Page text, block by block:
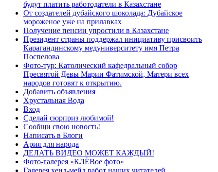
будут платить работодатели в Казахстане
От создателей дубайского шоколада: Дубайское
мороженое уже на прилавках
Получение пенсии упростили в Казахстане
Президент страны поддержал инициативу присвоить
Карагандинскому медуниверситету имя Петра
Поспелова
Фото-тур: Католический кафедральный собор
Пресвятой Девы Марии Фатимской, Матери всех
народов готовят к открытию.
Добавить объявления
Хрустальная Вода
Вход
Сделай сюрприз любимой!
Сообщи свою новость!
Написать в Блоги
Ария для народа
ДЕЛАТЬ ВИДЕО МОЖЕТ КАЖДЫЙ!
Фото-галерея «КЛЁВое фото»